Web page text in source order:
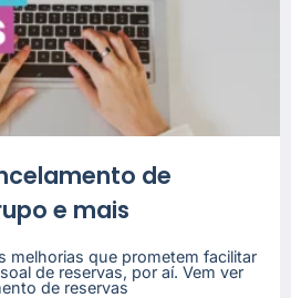
de
e mais
melhorias que prometem facilitar
de reservas, por aí. Vem ver
de reservas